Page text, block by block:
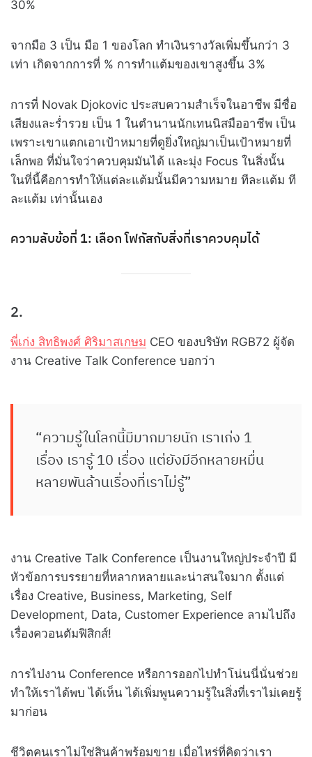
30%
จากมือ 3 เป็น มือ 1 ของโลก ทำเงินรางวัลเพิ่มขึ้นกว่า 3
เท่า เกิดจากการที่ % การทำแต้มของเขาสูงขึ้น 3%
การที่ Novak Djokovic ประสบความสำเร็จในอาชีพ มีชื่อ
เสียงและร่ำรวย เป็น 1 ในตำนานนักเทนนิสมืออาชีพ เป็น
เพราะเขาแตกเอาเป้าหมายที่ดูยิ่งใหญ่มาเป็นเป้าหมายที่
เล็กพอ ที่มั่นใจว่าควบคุมมันได้ และมุ่ง Focus ในสิ่งนั้น
ในที่นี้คือการทำให้แต่ละแต้มนั้นมีความหมาย ทีละแต้ม ที
ละแต้ม เท่านั้นเอง
ความลับข้อที่ 1: เลือก โฟกัสกับสิ่งที่เราควบคุมได้
2.
พี่เก่ง สิทธิพงศ์ ศิริมาสเกษม CEO ของบริษัท RGB72 ผู้จัด
งาน Creative Talk Conference บอกว่า
“ความรู้ในโลกนี้มีมากมายนัก เราเก่ง 1
เรื่อง เรารู้ 10 เรื่อง แต่ยังมีอีกหลายหมื่น
หลายพันล้านเรื่องที่เราไม่รู้”
งาน Creative Talk Conference เป็นงานใหญ่ประจำปี มี
หัวข้อการบรรยายที่หลากหลายและน่าสนใจมาก ตั้งแต่
เรื่อง Creative, Business, Marketing, Self
Development, Data, Customer Experience ลามไปถึง
เรื่องควอนตัมฟิสิกส์!
การไปงาน Conference หรือการออกไปทำโน่นนี่นั่นช่วย
ทำให้เราได้พบ ได้เห็น ได้เพิ่มพูนความรู้ในสิ่งที่เราไม่เคยรู้
มาก่อน
ชีวิตคนเราไม่ใช่สินค้าพร้อมขาย เมื่อไหร่ที่คิดว่าเรา